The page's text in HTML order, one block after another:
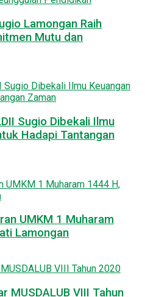
Lamongan Raih
Mutu dan
Sugio Dibekali Ilmu
Hadapi Tantangan
UMKM 1 Muharam
Lamongan
MUSDALUB VIII Tahun